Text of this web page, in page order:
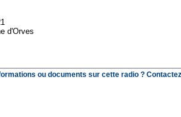
d'Orves
ou documents sur cette radio ?